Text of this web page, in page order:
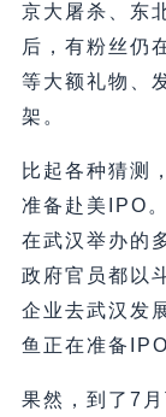
京大屠杀、东
后，有粉丝仍
等大额礼物、
架。
比起各种猜测
准备赴美IPO
在武汉举办的
政府官员都以
企业去武汉发
鱼正在准备IPO
果然，到了7